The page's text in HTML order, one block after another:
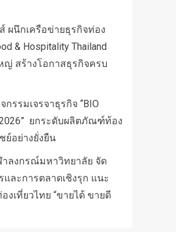
ผนึกเครือข่ายธุรกิจท่อง
& Hospitality Thailand
ญ่ สร้างโอกาสธุรกิจครบ
กรรมเจรจาธุรกิจ “BIO
2026” ยกระดับผลิตภัณฑ์ท้อง
ย์อย่างยั่งยืน
ลงกรณ์มหาวิทยาลัย จัด
ละการตลาดเชิงรุก แนะ
งเที่ยวไทย “ขายได้ ขายดี